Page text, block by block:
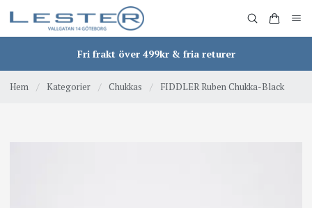
Fri frakt över 499kr & fria returer
Hem / Kategorier / Chukkas / FIDDLER Ruben Chukka-Black